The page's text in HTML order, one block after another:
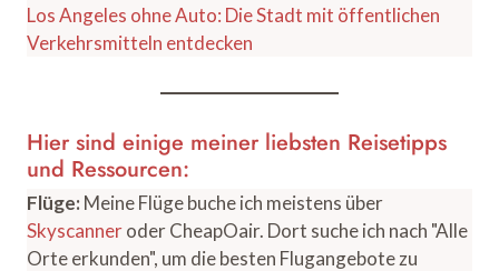
Los Angeles ohne Auto: Die Stadt mit öffentlichen
Verkehrsmitteln entdecken
Hier sind einige meiner liebsten Reisetipps
und Ressourcen:
Flüge: Meine Flüge buche ich meistens über
Skyscanneroder CheapOair. Dort suche ich nach "Alle
Orte erkunden", um die besten Flugangebote zu